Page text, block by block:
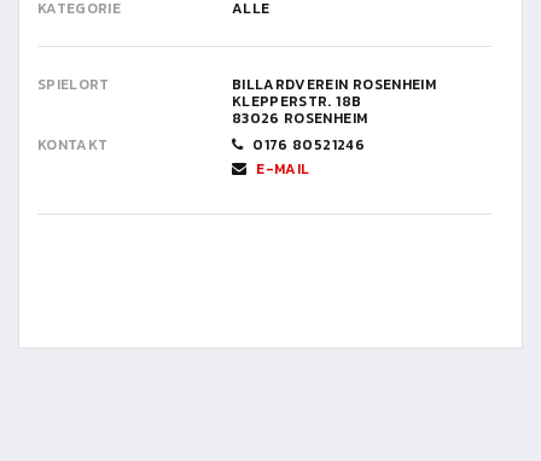
KATEGORIE
ALLE
SPIELORT BILLARDVEREIN ROSENHEIM
KLEPPERSTR. 18B
83026 ROSENHEIM
KONTAKT
0176 80521246
E-MAIL